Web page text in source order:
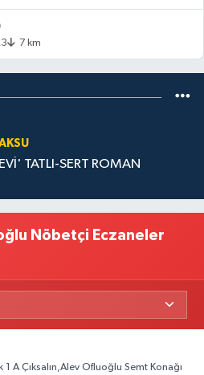
7 km
TATLI-SERT ROMAN
Nöbetçi Eczaneler
1 A Çıksalın,Alev Ofluoğlu Semt Konağı